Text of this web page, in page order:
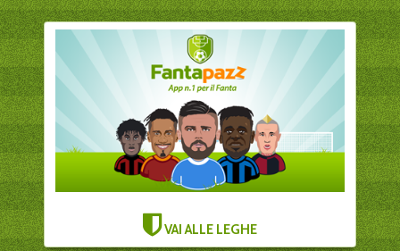
VAI ALLE LEGHE